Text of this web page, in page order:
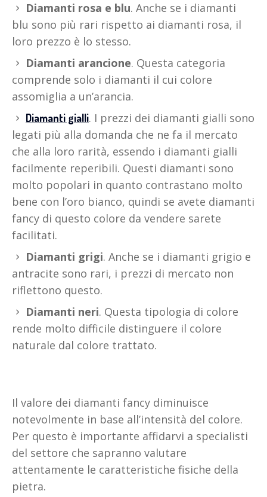
Diamanti rosa e blu. Anche se i diamanti
blu sono più rari rispetto ai diamanti rosa, il
loro prezzo è lo stesso.
Diamanti arancione. Questa categoria
comprende solo i diamanti il cui colore
assomiglia a un’arancia.
Diamanti gialli. I prezzi dei diamanti gialli sono
legati più alla domanda che ne fa il mercato
che alla loro rarità, essendo i diamanti gialli
facilmente reperibili. Questi diamanti sono
molto popolari in quanto contrastano molto
bene con l’oro bianco, quindi se avete diamanti
fancy di questo colore da vendere sarete
facilitati.
Diamanti grigi. Anche se i diamanti grigio e
antracite sono rari, i prezzi di mercato non
riflettono questo.
Diamanti neri. Questa tipologia di colore
rende molto difficile distinguere il colore
naturale dal colore trattato.
Il valore dei diamanti fancy diminuisce
notevolmente in base all’intensità del colore.
Per questo è importante affidarvi a specialisti
del settore che sapranno valutare
attentamente le caratteristiche fisiche della
pietra.